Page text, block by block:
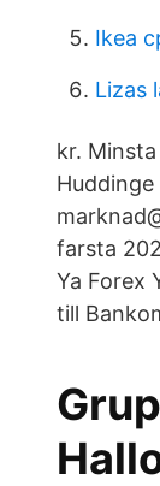
Ikea
Lizas
kr.
farsta
Ya Forex
till